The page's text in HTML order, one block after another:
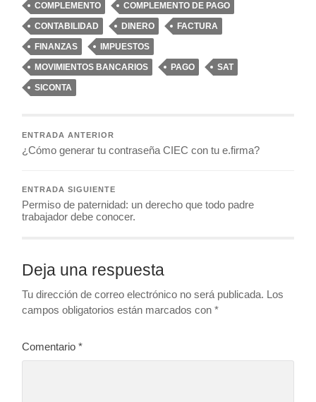
COMPLEMENTO COMPLEMENTO DE PAGO
CONTABILIDAD DINERO FACTURA
FINANZAS IMPUESTOS
MOVIMIENTOS BANCARIOS PAGO SAT
SICONTA
ENTRADA ANTERIOR
¿Cómo generar tu contraseña CIEC con tu e.firma?
ENTRADA SIGUIENTE
Permiso de paternidad: un derecho que todo padre
trabajador debe conocer.
Deja una respuesta
Tu dirección de correo electrónico no será publicada. Los
campos obligatorios están marcados con*
Comentario*